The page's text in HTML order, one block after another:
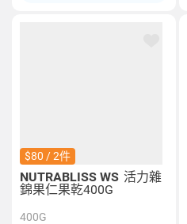
$80 / 2件
NUTRABLISS WS 活力雜
錦果仁果乾400G
400G